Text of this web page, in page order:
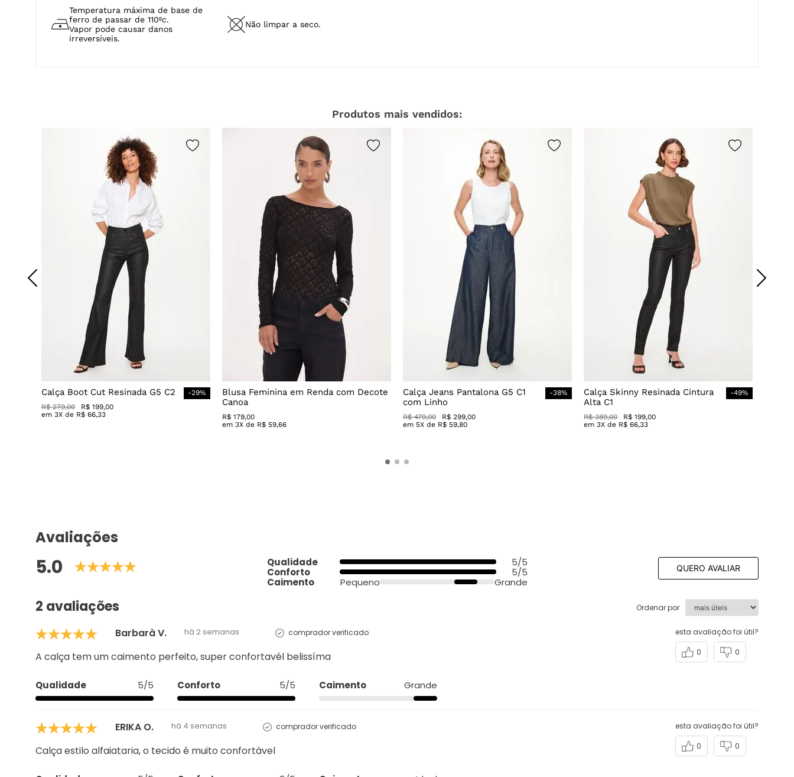
Temperatura máxima de base de
ferro de passar de 110ºc.
Vapor pode causar danos
irreversíveis.
Não limpar a seco.
Produtos mais vendidos:
Calça Boot Cut Resinada G5 C2 -29%
R$ 279,00 R$ 199,00
em3X de R$ 66,33
Blusa Feminina em Renda com Decote
Canoa
R$ 179,00
em3X de R$ 59,66
Calça Jeans Pantalona G5 C1
com Linho
-38%
R$ 479,00 R$ 299,00
em 5X de R$ 59,80
Calça Skinny Resinada Cintura
Alta C1
-49%
R$ 389,00 R$ 199,00
em3X de R$ 66,33
Avaliações
5.0 Qualidade
5/5
Conforto
5/5
Caimento
Pequeno Grande
QUERO AVALIAR
2 avaliações Ordenar por
Barbarà V. há 2 semanas comprador verificado
A calça tem um caimento perfeito, super confortavél belissíma
Qualidade 5/5 Conforto 5/5 Caimento Grande
esta avaliação foi útil?
0
0
ERIKA O. há 4 semanas comprador verificado
Calça estilo alfaiataria, o tecido é muito confortável
esta avaliação foi útil?
0
0